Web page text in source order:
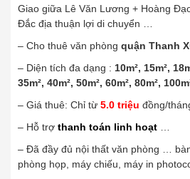
Giao giữa Lê Văn Lương + Hoàng
Đắc địa thuận lợi di chuyển …
– Cho thuê văn phòng quận Thanh
– Diện tích đa dạng : 10m², 15m²,
35m², 40m², 50m², 60m², 80m²,
– Giá thuê: Chỉ từ 5.0 triệu đồng/
– Hỗ trợ thanh toán linh hoạt
– Đã đầy đủ nội thất văn phòng …
phòng họp, máy chiếu, máy in